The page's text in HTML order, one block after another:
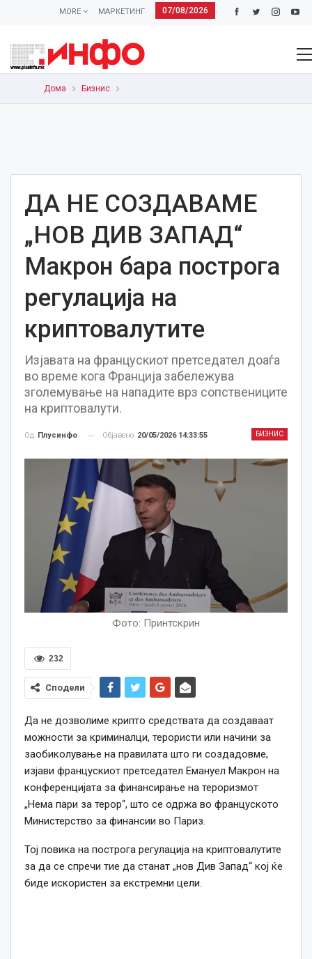
07/08/2026
МАРКЕТИНГ
MORE
Дома Бизнис
ДА НЕ СОЗДАВАМЕ
„НОВ ДИВ ЗАПАД“
Макрон бара построга
регулација на
криптовалутите
Изјавата на францускиот претседател доаѓа
во време кога Франција забележува
зголемување на нападите врз сопствениците
на криптовалути.
БИЗНИС
Од Плусинфо Објавено 20/05/2026 14:33:55
Фото: Принтскрин
232
Сподели
Да не дозволиме крипто средствата да создаваат
можности за криминалци, терористи или начини за
заобиколување на правилата што ги создадовме,
изјави францускиот претседател Емануел Макрон на
конференцијата за финансирање на тероризмот
„Нема пари за терор“, што се одржа во француското
Министерство за финансии во Париз.
Тој повика на построга регулација на криптовалутите
за да се спречи тие да станат „нов Див Запад“ кој ќе
биде искористен за екстремни цели.